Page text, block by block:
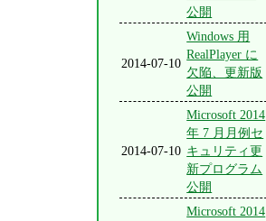
公開
2014-07-10
Windows 用
RealPlayer に
欠陥、更新版
公開
2014-07-10
Microsoft 2014
年 7 月月例セ
キュリティ更
新プログラム
公開
Microsoft 2014